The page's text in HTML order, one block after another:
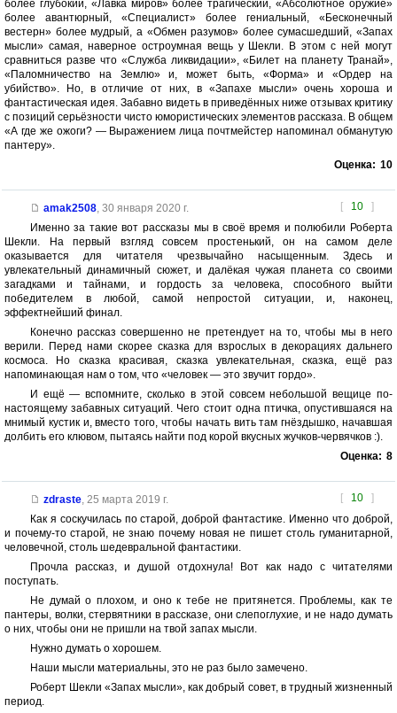
более глубокий, «Лавка миров» более трагический, «Абсолютное оружие»
более авантюрный, «Специалист» более гениальный, «Бесконечный
вестерн» более мудрый, а «Обмен разумов» более сумасшедший, «Запах
мысли» самая, наверное остроумная вещь у Шекли. В этом с ней могут
сравниться разве что «Служба ликвидации», «Билет на планету Транай»,
«Паломничество на Землю» и, может быть, «Форма» и «Ордер на
убийство». Но, в отличие от них, в «Запахе мысли» очень хороша и
фантастическая идея. Забавно видеть в приведённых ниже отзывах критику
с позиций серьёзности чисто юмористических элементов рассказа. В общем
«А где же ожоги? — Выражением лица почтмейстер напоминал обманутую
пантеру».
Оценка: 10
[ 10 ]
amak2508, 30 января 2020 г.
Именно за такие вот рассказы мы в своё время и полюбили Роберта
Шекли. На первый взгляд совсем простенький, он на самом деле
оказывается для читателя чрезвычайно насыщенным. Здесь и
увлекательный динамичный сюжет, и далёкая чужая планета со своими
загадками и тайнами, и гордость за человека, способного выйти
победителем в любой, самой непростой ситуации, и, наконец,
эффектнейший финал.
Конечно рассказ совершенно не претендует на то, чтобы мы в него
верили. Перед нами скорее сказка для взрослых в декорациях дальнего
космоса. Но сказка красивая, сказка увлекательная, сказка, ещё раз
напоминающая нам о том, что «человек — это звучит гордо».
И ещё — вспомните, сколько в этой совсем небольшой вещице по-
настоящему забавных ситуаций. Чего стоит одна птичка, опустившаяся на
мнимый кустик и, вместо того, чтобы начать вить там гнёздышко, начавшая
долбить его клювом, пытаясь найти под корой вкусных жучков-червячков :).
Оценка: 8
[ 10 ]
zdraste, 25 марта 2019 г.
Как я соскучилась по старой, доброй фантастике. Именно что доброй,
и почему-то старой, не знаю почему новая не пишет столь гуманитарной,
человечной, столь шедевральной фантастики.
Прочла рассказ, и душой отдохнула! Вот как надо с читателями
поступать.
Не думай о плохом, и оно к тебе не притянется. Проблемы, как те
пантеры, волки, стервятники в рассказе, они слепоглухие, и не надо думать
о них, чтобы они не пришли на твой запах мысли.
Нужно думать о хорошем.
Наши мысли материальны, это не раз было замечено.
Роберт Шекли «Запах мысли», как добрый совет, в трудный жизненный
период.